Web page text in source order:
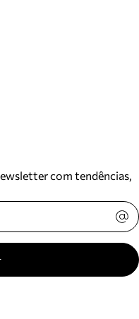
com tendências,